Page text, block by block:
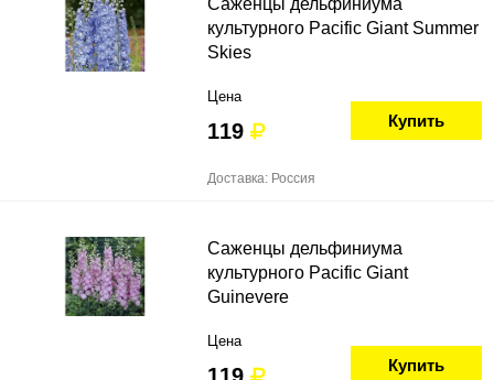
Саженцы дельфиниума
культурного Pacific Giant Summer
Skies
Цена
119 Купить
Доставка: Россия
Саженцы дельфиниума
культурного Pacific Giant
Guinevere
Цена
Купить